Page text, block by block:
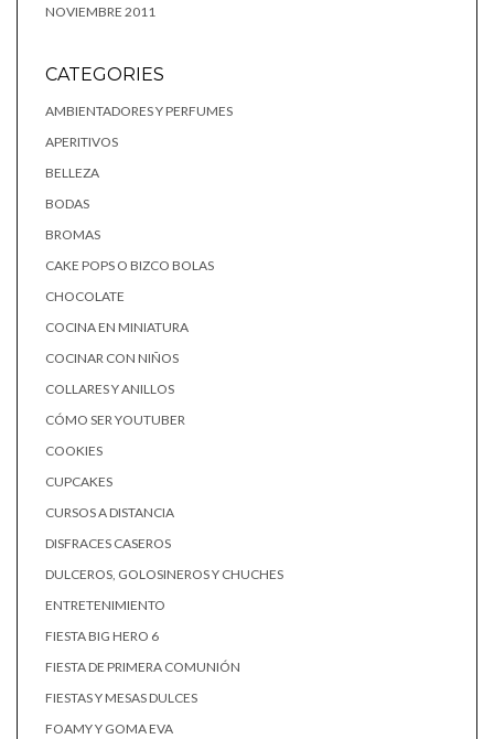
NOVIEMBRE 2011
CATEGORIES
AMBIENTADORES Y PERFUMES
APERITIVOS
BELLEZA
BODAS
BROMAS
CAKE POPS O BIZCO BOLAS
CHOCOLATE
COCINA EN MINIATURA
COCINAR CON NIÑOS
COLLARES Y ANILLOS
CÓMO SER YOUTUBER
COOKIES
CUPCAKES
CURSOS A DISTANCIA
DISFRACES CASEROS
DULCEROS, GOLOSINEROS Y CHUCHES
ENTRETENIMIENTO
FIESTA BIG HERO 6
FIESTA DE PRIMERA COMUNIÓN
FIESTAS Y MESAS DULCES
FOAMY Y GOMA EVA